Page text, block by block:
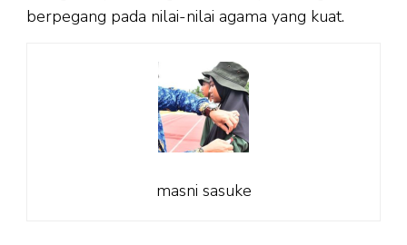
berpegang pada nilai-nilai agama yang kuat.
masni sasuke